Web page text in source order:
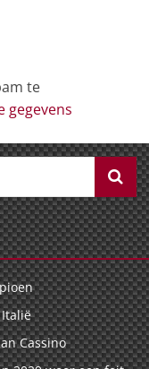
te
gegevens
Cassino